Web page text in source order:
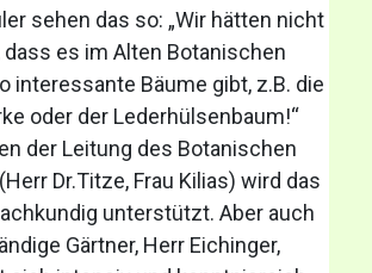
sehen das so: „Wir hätten nicht
dass es im Alten Botanischen
interessante Bäume gibt, z.B. die
oder der Lederhülsenbaum!“
der Leitung des Botanischen
Dr.Titze, Frau Kilias) wird das
unterstützt. Aber auch
Gärtner, Herr Eichinger,